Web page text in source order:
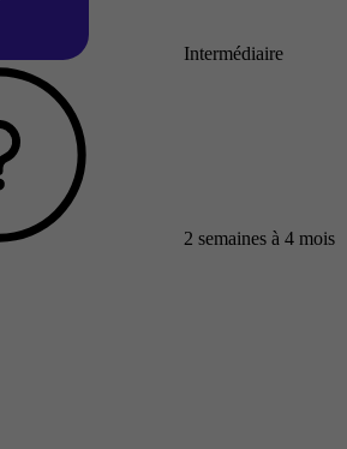
Intermédiaire
2 semaines à 4 mois